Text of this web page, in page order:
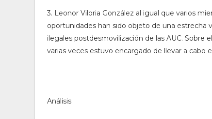
3. Leonor Viloria González al igual que varios
oportunidades han sido objeto de una estrecha
ilegales postdesmovilización de las AUC. Sobre
varias veces estuvo encargado de llevar a cabo
Análisis